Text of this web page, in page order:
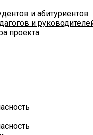
и абитуриентов
и
проекта